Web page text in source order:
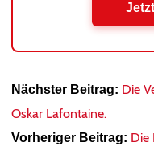
Nächster Beitrag: Die
Oskar Lafontaine.
Vorheriger Beitrag: Die